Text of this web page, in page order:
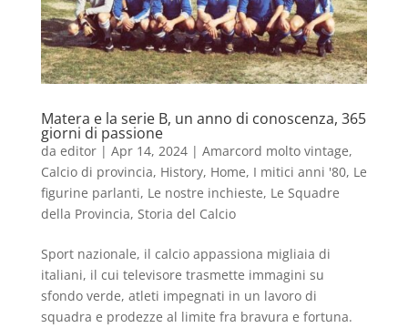
Matera e la serie B, un anno di conoscenza, 365
giorni di passione
da editor| Apr 14, 2024| Amarcord molto vintage,
Calcio di provincia, History, Home, I mitici anni '80, Le
figurine parlanti, Le nostre inchieste, Le Squadre
della Provincia, Storia del Calcio
Sport nazionale, il calcio appassiona migliaia di
italiani, il cui televisore trasmette immagini su
sfondo verde, atleti impegnati in un lavoro di
squadra e prodezze al limite fra bravura e fortuna.